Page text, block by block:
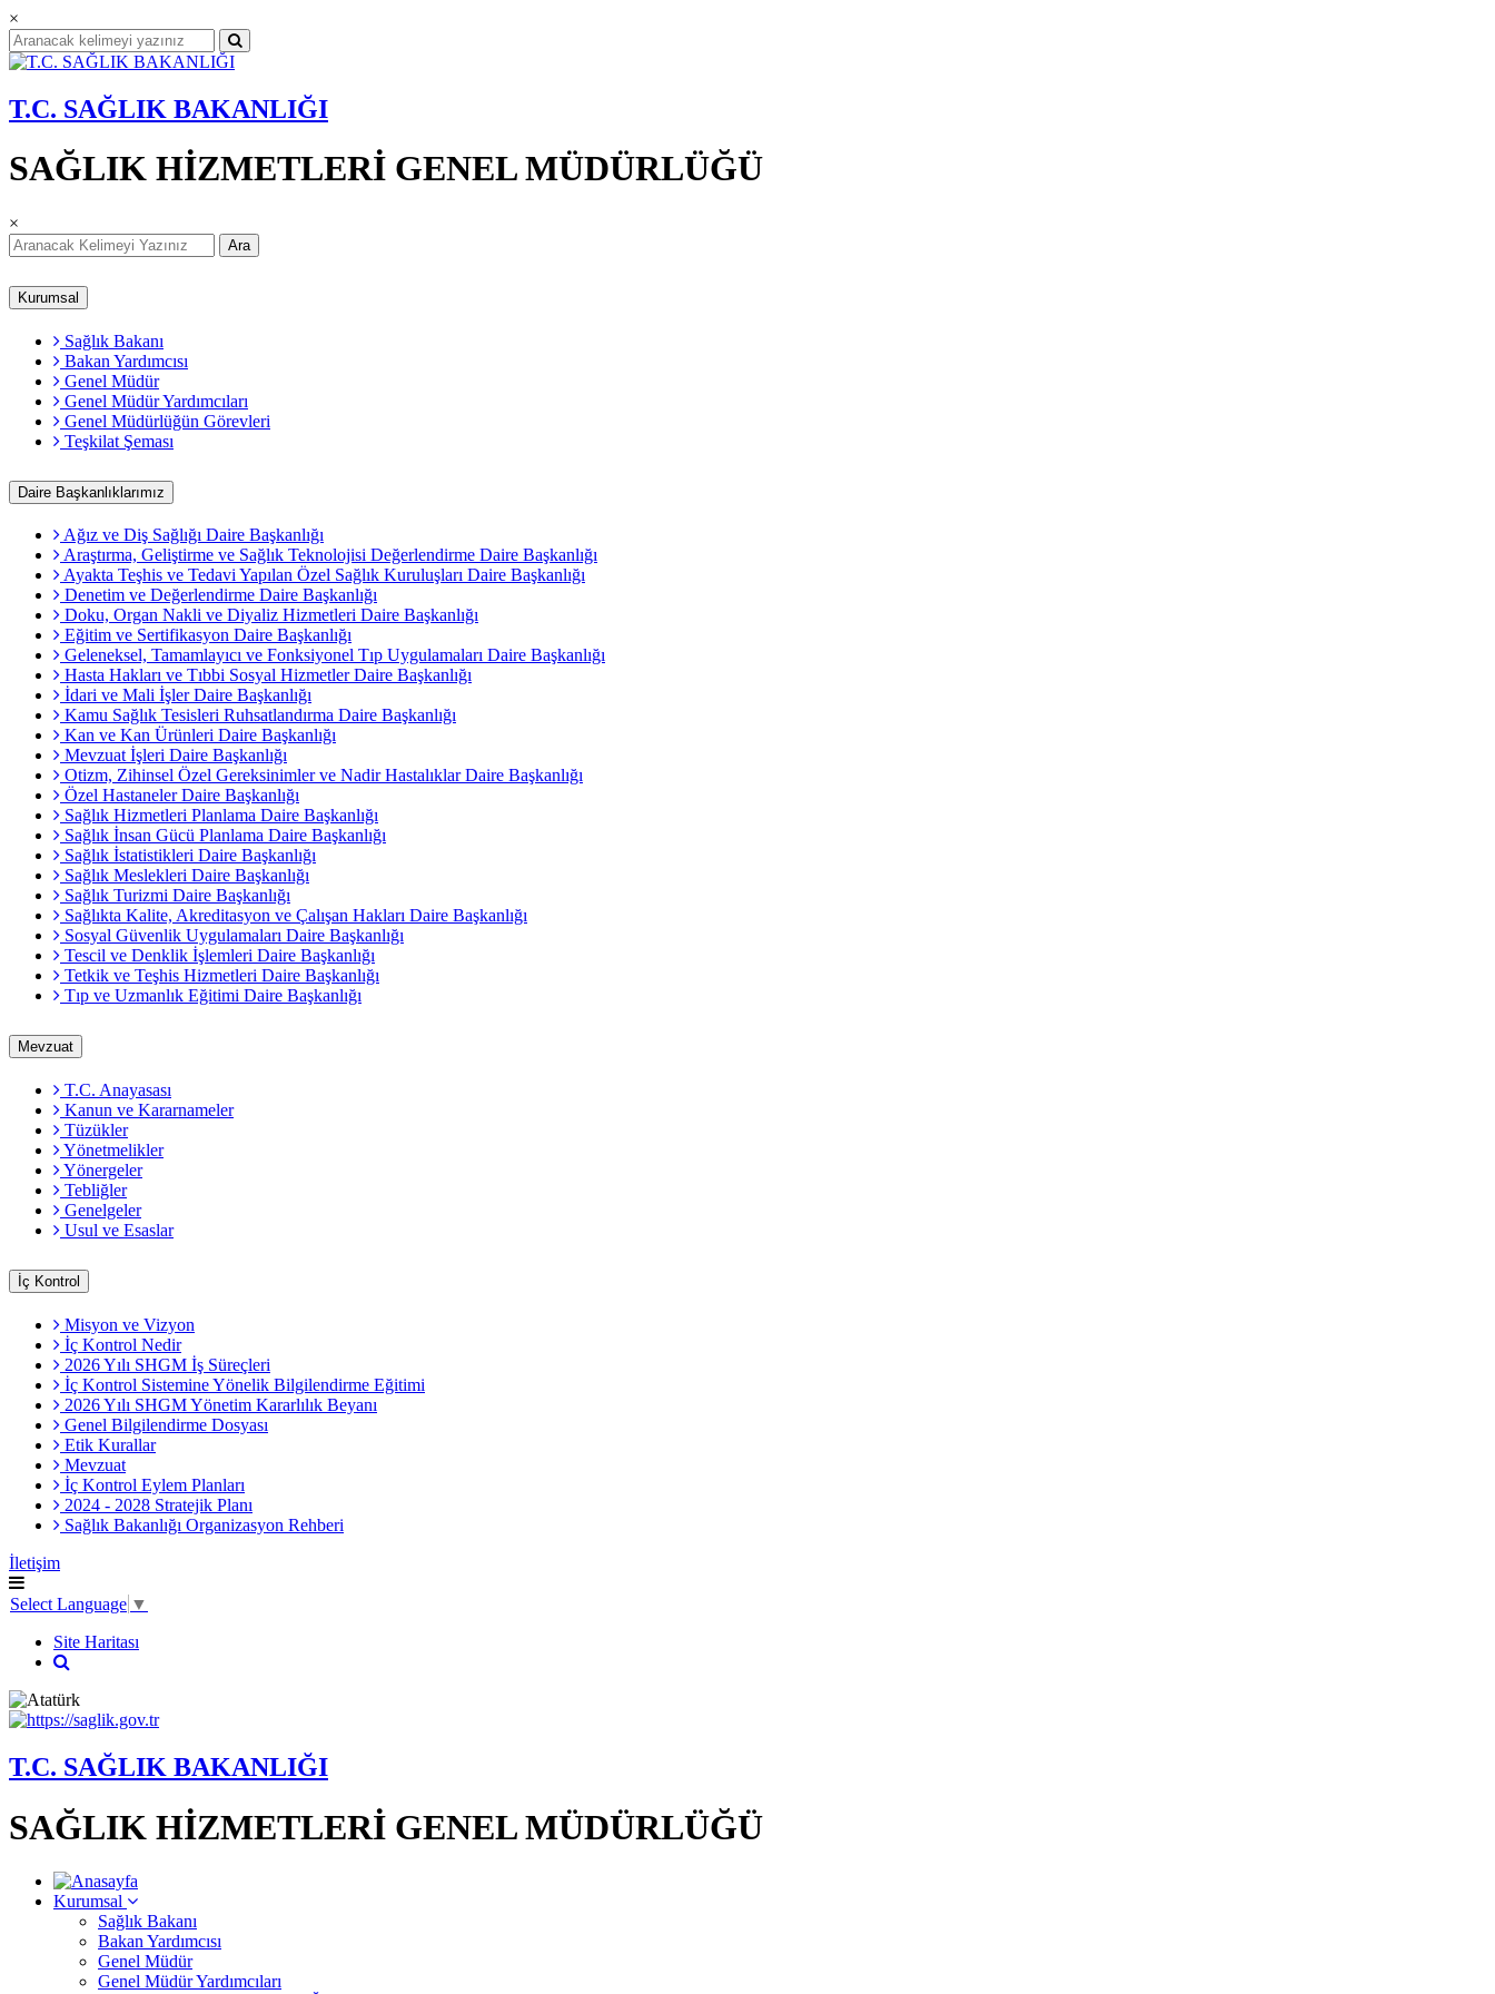
×
T.C. SAĞLIK BAKANLIĞI
SAĞLIK HİZMETLERİ GENEL MÜDÜRLÜĞÜ
×
Ara
Kurumsal
Sağlık Bakanı
Bakan Yardımcısı
Genel Müdür
Genel Müdür Yardımcıları
Genel Müdürlüğün Görevleri
Teşkilat Şeması
Daire Başkanlıklarımız
Ağız ve Diş Sağlığı Daire Başkanlığı
Araştırma, Geliştirme ve Sağlık Teknolojisi Değerlendirme Daire Başkanlığı
Ayakta Teşhis ve Tedavi Yapılan Özel Sağlık Kuruluşları Daire Başkanlığı
Denetim ve Değerlendirme Daire Başkanlığı
Doku, Organ Nakli ve Diyaliz Hizmetleri Daire Başkanlığı
Eğitim ve Sertifikasyon Daire Başkanlığı
Geleneksel, Tamamlayıcı ve Fonksiyonel Tıp Uygulamaları Daire Başkanlığı
Hasta Hakları ve Tıbbi Sosyal Hizmetler Daire Başkanlığı
İdari ve Mali İşler Daire Başkanlığı
Kamu Sağlık Tesisleri Ruhsatlandırma Daire Başkanlığı
Kan ve Kan Ürünleri Daire Başkanlığı
Mevzuat İşleri Daire Başkanlığı
Otizm, Zihinsel Özel Gereksinimler ve Nadir Hastalıklar Daire Başkanlığı
Özel Hastaneler Daire Başkanlığı
Sağlık Hizmetleri Planlama Daire Başkanlığı
Sağlık İnsan Gücü Planlama Daire Başkanlığı
Sağlık İstatistikleri Daire Başkanlığı
Sağlık Meslekleri Daire Başkanlığı
Sağlık Turizmi Daire Başkanlığı
Sağlıkta Kalite, Akreditasyon ve Çalışan Hakları Daire Başkanlığı
Sosyal Güvenlik Uygulamaları Daire Başkanlığı
Tescil ve Denklik İşlemleri Daire Başkanlığı
Tetkik ve Teşhis Hizmetleri Daire Başkanlığı
Tıp ve Uzmanlık Eğitimi Daire Başkanlığı
Mevzuat
T.C. Anayasası
Kanun ve Kararnameler
Tüzükler
Yönetmelikler
Yönergeler
Tebliğler
Genelgeler
Usul ve Esaslar
İç Kontrol
Misyon ve Vizyon
İç Kontrol Nedir
2026 Yılı SHGM İş Süreçleri
İç Kontrol Sistemine Yönelik Bilgilendirme Eğitimi
2026 Yılı SHGM Yönetim Kararlılık Beyanı
Genel Bilgilendirme Dosyası
Etik Kurallar
Mevzuat
İç Kontrol Eylem Planları
2024 - 2028 Stratejik Planı
Sağlık Bakanlığı Organizasyon Rehberi
İletişim
Select Language ▼
Site Haritası
T.C. SAĞLIK BAKANLIĞI
SAĞLIK HİZMETLERİ GENEL MÜDÜRLÜĞÜ
Kurumsal
Sağlık Bakanı
Bakan Yardımcısı
Genel Müdür
Genel Müdür Yardımcıları